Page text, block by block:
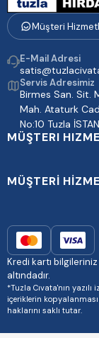
Müşteri
E-Mail Adresi
Servis Adresimiz
Birmes San. Sit.
Mah. Ataturk
No:10 Tuzla
MÜŞTERI
MÜŞTERİ
Kredi kartı
altındadır.
*Tuzla Cıvata'nın yazılı
içeriklerin
haklarını saklı tutar.